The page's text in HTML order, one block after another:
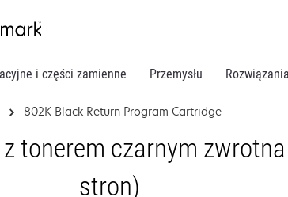
i części zamienne Przemysłu Rozwiązania
802K Black Return Program Cartridge
tonerem czarnym
stron)